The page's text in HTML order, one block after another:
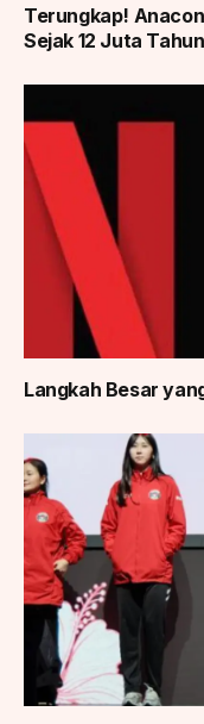
Terungkap!
Sejak 12 Juta
Langkah Besar